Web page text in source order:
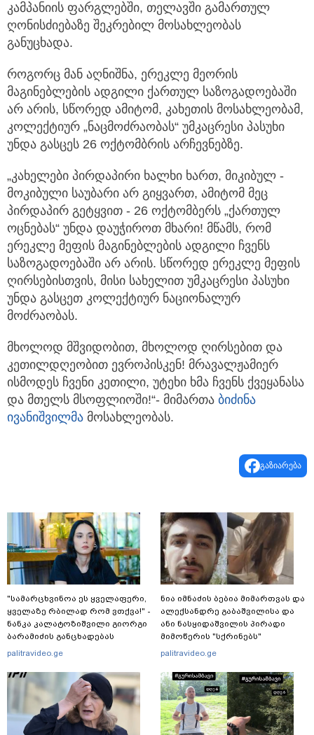
კამპანიის ფარგლებში, თელავში გამართულ
ღონისძიებაზე შეკრებილ მოსახლეობას
განუცხადა.
როგორც მან აღნიშნა, ერეკლე მეორის
მაგინებლების ადგილი ქართულ საზოგადოებაში
არ არის, სწორედ ამიტომ, კახეთის მოსახლეობამ,
კოლექტიურ „ნაცმოძრაობას“ უმკაცრესი პასუხი
უნდა გასცეს 26 ოქტომბრის არჩევნებზე.
„კახელები პირდაპირი ხალხი ხართ, მიკიბულ -
მოკიბული საუბარი არ გიყვართ, ამიტომ მეც
პირდაპირ გეტყვით - 26 ოქტომბერს „ქართულ
ოცნებას“ უნდა დაუჭიროთ მხარი! მწამს, რომ
ერეკლე მეფის მაგინებლების ადგილი ჩვენს
საზოგადოებაში არ არის. სწორედ ერეკლე მეფის
ღირსებისთვის, მისი სახელით უმკაცრესი პასუხი
უნდა გასცეთ კოლექტიურ ნაციონალურ
მოძრაობას.
მხოლოდ მშვიდობით, მხოლოდ ღირსებით და
კეთილდღეობით ევროპისკენ! მრავალჟამიერ
ისმოდეს ჩვენი კეთილი, უტეხი ხმა ჩვენს ქვეყანასა
და მთელს მსოფლიოში!“- მიმართა ბიძინა
ივანიშვილმა მოსახლეობას.
გაზიარება
"სა­მარ­ცხვი­ნოა ეს ყვე­ლა­ფე­რი,
ყვე­ლა­ზე რბი­ლად რომ ვთქვა!" -
ნანკა კალატოზიშვილი გიორგი
ბარამიძის განცხადებას
ეხმაურება
palitravideo.ge
ნია იმნაძის ბებია მიმართვას და
ალექსანდრე გაბაშვილისა და
ანი ნასყიდაშვილის პირადი
მიმოწერის "სქრინებს"
ავრცელებს
palitravideo.ge